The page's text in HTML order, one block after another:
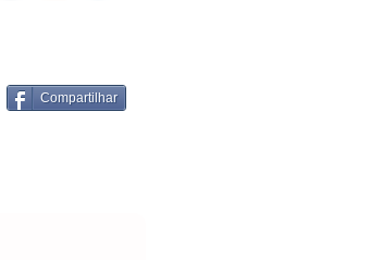
Compartilhar